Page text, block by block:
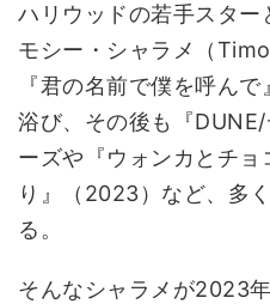
ハリウッドの若手スター
モシー・シャラメ（
『君の名前で僕を呼ん
浴び、その後も『
ーズや『ウォンカとチョ
り』（2023）など、多
る。
そんなシャラメが2023